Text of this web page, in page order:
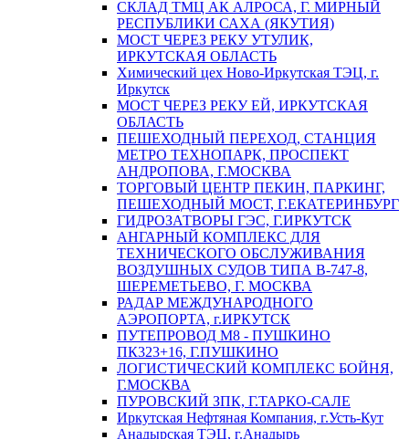
СКЛАД ТМЦ АК АЛРОСА, Г. МИРНЫЙ
РЕСПУБЛИКИ САХА (ЯКУТИЯ)
МОСТ ЧЕРЕЗ РЕКУ УТУЛИК,
ИРКУТСКАЯ ОБЛАСТЬ
Химический цех Ново-Иркутская ТЭЦ, г.
Иркутск
МОСТ ЧЕРЕЗ РЕКУ ЕЙ, ИРКУТСКАЯ
ОБЛАСТЬ
ПЕШЕХОДНЫЙ ПЕРЕХОД, СТАНЦИЯ
МЕТРО ТЕХНОПАРК, ПРОСПЕКТ
АНДРОПОВА, Г.МОСКВА
ТОРГОВЫЙ ЦЕНТР ПЕКИН, ПАРКИНГ,
ПЕШЕХОДНЫЙ МОСТ, Г.ЕКАТЕРИНБУРГ
ГИДРОЗАТВОРЫ ГЭС, Г.ИРКУТСК
АНГАРНЫЙ КОМПЛЕКС ДЛЯ
ТЕХНИЧЕСКОГО ОБСЛУЖИВАНИЯ
ВОЗДУШНЫХ СУДОВ ТИПА В-747-8,
ШЕРЕМЕТЬЕВО, Г. МОСКВА
РАДАР МЕЖДУНАРОДНОГО
АЭРОПОРТА, г.ИРКУТСК
ПУТЕПРОВОД М8 - ПУШКИНО
ПК323+16, Г.ПУШКИНО
ЛОГИСТИЧЕСКИЙ КОМПЛЕКС БОЙНЯ,
Г.МОСКВА
ПУРОВСКИЙ ЗПК, Г.ТАРКО-САЛЕ
Иркутская Нефтяная Компания, г.Усть-Кут
Анадырская ТЭЦ, г.Анадырь